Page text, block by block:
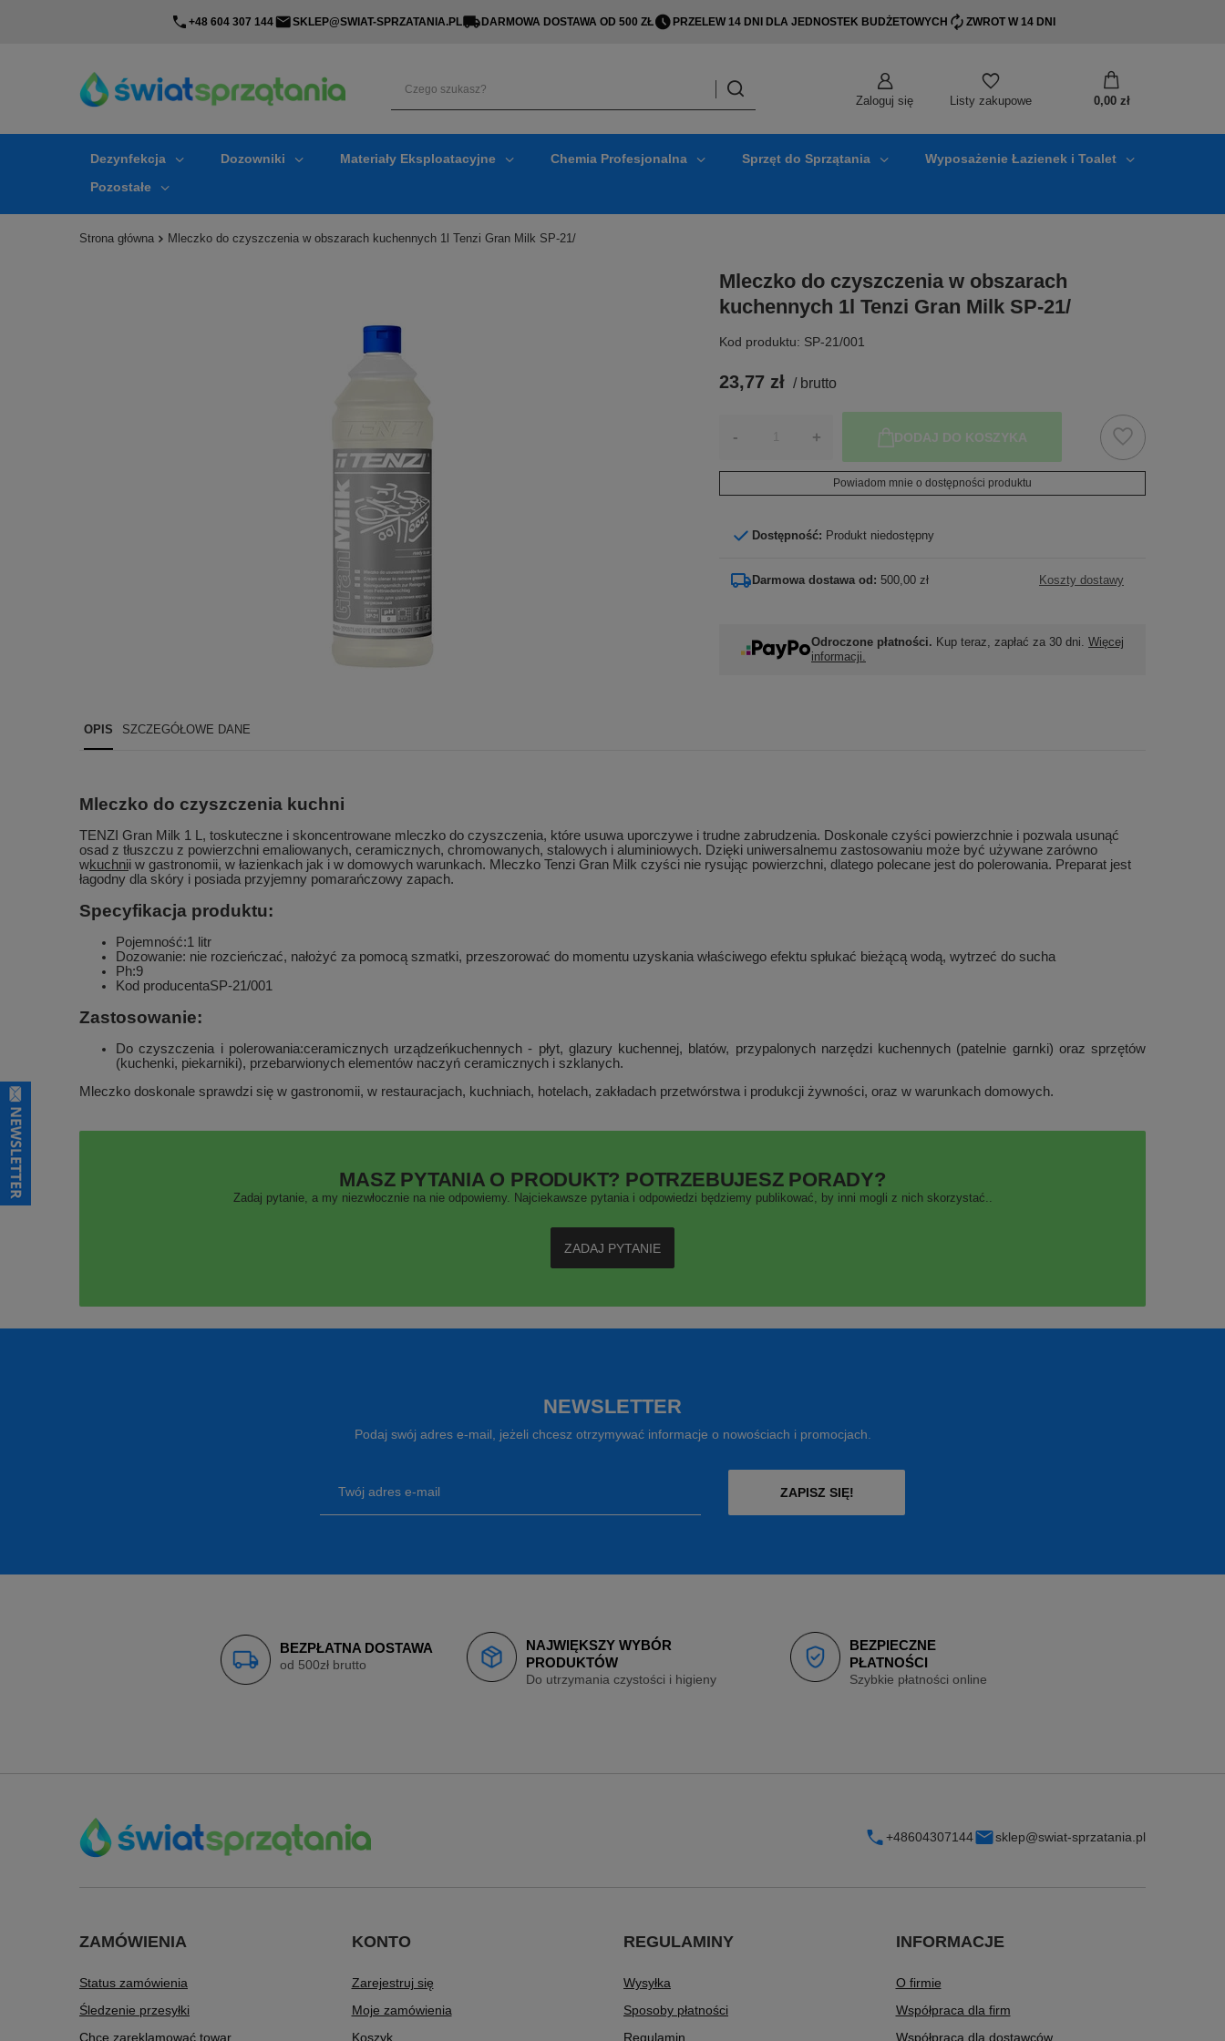
+48 604 307 144 SKLEP@SWIAT-SPRZATANIA.PL DARMOWA DOSTAWA OD 500 ZŁ PRZELEW 14 DNI DLA JEDNOSTEK BUDŻETOWYCH ZWROT W 14 DNI
Zaloguj się Listy zakupowe 0,00 zł
Dezynfekcja Dozowniki Materiały Eksploatacyjne Chemia Profesjonalna Sprzęt do Sprzątania
Wyposażenie Łazienek i Toalet
Pozostałe
Strona główna Mleczko do czyszczenia w obszarach kuchennych 1l Tenzi Gran Milk SP-21/
Mleczko do czyszczenia w obszarach
kuchennych 1l Tenzi Gran Milk SP-21/
Kod produktu: SP-21/001
23,77 zł / brutto
- + DODAJ DO KOSZYKA
Powiadom mnie o dostępności produktu
Dostępność: Produkt niedostępny
Darmowa dostawa od: 500,00 zł Koszty dostawy
Odroczone płatności. Kup teraz, zapłać za 30 dni. Więcej
informacji.
OPIS SZCZEGÓŁOWE DANE
Mleczko do czyszczenia kuchni
TENZI Gran Milk 1 L, toskuteczne i skoncentrowane mleczko do czyszczenia, które usuwa uporczywe i trudne zabrudzenia. Doskonale czyści powierzchnie i pozwala usunąć
osad z tłuszczu z powierzchni emaliowanych, ceramicznych, chromowanych, stalowych i aluminiowych. Dzięki uniwersalnemu zastosowaniu może być używane zarówno
wkuchnii w gastronomii, w łazienkach jak i w domowych warunkach. Mleczko Tenzi Gran Milk czyści nie rysując powierzchni, dlatego polecane jest do polerowania. Preparat jest
łagodny dla skóry i posiada przyjemny pomarańczowy zapach.
Specyfikacja produktu:
Pojemność:1 litr
Dozowanie: nie rozcieńczać, nałożyć za pomocą szmatki, przeszorować do momentu uzyskania właściwego efektu spłukać bieżącą wodą, wytrzeć do sucha
Ph:9
Kod producentaSP-21/001
Zastosowanie:
Do czyszczenia i polerowania:ceramicznych urządzeńkuchennych - płyt, glazury kuchennej, blatów, przypalonych narzędzi kuchennych (patelnie garnki) oraz sprzętów
(kuchenki, piekarniki), przebarwionych elementów naczyń ceramicznych i szklanych.
Mleczko doskonale sprawdzi się w gastronomii, w restauracjach, kuchniach, hotelach, zakładach przetwórstwa i produkcji żywności, oraz w warunkach domowych.
MASZ PYTANIA O PRODUKT? POTRZEBUJESZ PORADY?
Zadaj pytanie, a my niezwłocznie na nie odpowiemy. Najciekawsze pytania i odpowiedzi będziemy publikować, by inni mogli z nich skorzystać..
ZADAJ PYTANIE
NEWSLETTER
Podaj swój adres e-mail, jeżeli chcesz otrzymywać informacje o nowościach i promocjach.
Twój adres e-mail ZAPISZ SIĘ!
BEZPŁATNA DOSTAWA
od 500zł brutto
NAJWIĘKSZY WYBÓR
PRODUKTÓW
Do utrzymania czystości i higieny
BEZPIECZNE
PŁATNOŚCI
Szybkie płatności online
+48604307144 sklep@swiat-sprzatania.pl
ZAMÓWIENIA
Status zamówienia
Śledzenie przesyłki
Chcę zareklamować towar
KONTO
Zarejestruj się
Moje zamówienia
Koszyk
REGULAMINY
Wysyłka
Sposoby płatności
Regulamin
INFORMACJE
O firmie
Współpraca dla firm
Współpraca dla dostawców